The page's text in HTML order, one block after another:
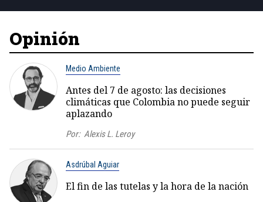
Opinión
Medio Ambiente
Antes del 7 de agosto: las decisiones
climáticas que Colombia no puede seguir
aplazando
Por: Alexis L. Leroy
Asdrúbal Aguiar
El fin de las tutelas y la hora de la nación